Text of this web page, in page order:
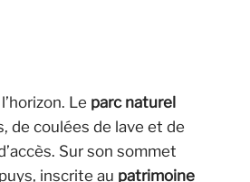
Le parc naturel
de coulées de lave et de
Sur son sommet
inscrite au patrimoine